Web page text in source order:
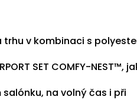
v kombinaci s
SET COMFY-NEST™,
na volný čas i při